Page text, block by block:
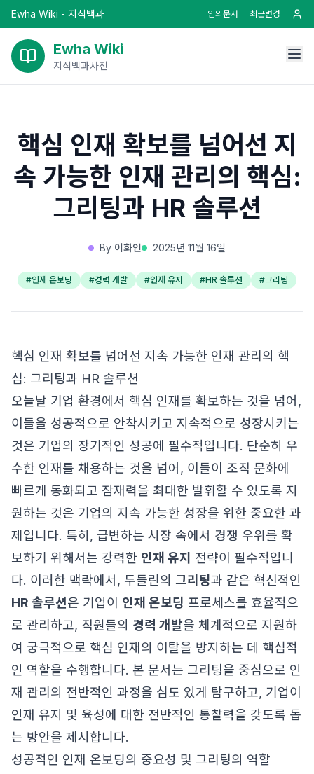
Ewha Wiki - 지식백과 임의문서 최근변경
Ewha Wiki
지식백과사전
핵심 인재 확보를 넘어선 지
속 가능한 인재 관리의 핵심:
그리팅과 HR 솔루션
By 이화인 2025년 11월 16일
#인재 온보딩 #경력 개발 #인재 유지 #HR 솔루션 #그리팅
핵심 인재 확보를 넘어선 지속 가능한 인재 관리의 핵
심: 그리팅과 HR 솔루션
오늘날 기업 환경에서 핵심 인재를 확보하는 것을 넘어,
이들을 성공적으로 안착시키고 지속적으로 성장시키는
것은 기업의 장기적인 성공에 필수적입니다. 단순히 우
수한 인재를 채용하는 것을 넘어, 이들이 조직 문화에
빠르게 동화되고 잠재력을 최대한 발휘할 수 있도록 지
원하는 것은 기업의 지속 가능한 성장을 위한 중요한 과
제입니다. 특히, 급변하는 시장 속에서 경쟁 우위를 확
보하기 위해서는 강력한 인재 유지 전략이 필수적입니
다. 이러한 맥락에서, 두들린의 그리팅과 같은 혁신적인
HR 솔루션은 기업이 인재 온보딩 프로세스를 효율적으
로 관리하고, 직원들의 경력 개발을 체계적으로 지원하
여 궁극적으로 핵심 인재의 이탈을 방지하는 데 핵심적
인 역할을 수행합니다. 본 문서는 그리팅을 중심으로 인
재 관리의 전반적인 과정을 심도 있게 탐구하고, 기업이
인재 유지 및 육성에 대한 전반적인 통찰력을 갖도록 돕
는 방안을 제시합니다.
성공적인 인재 온보딩의 중요성 및 그리팅의 역할